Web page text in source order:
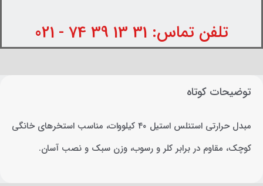
تلفن تماس: 31 13 39 74 - 021
توضیحات کوتاه
مبدل حرارتی استنلس استیل ۴۰ کیلووات، مناسب استخرهای خانگی
کوچک، مقاوم در برابر کلر و رسوب، وزن سبک و نصب آسان.